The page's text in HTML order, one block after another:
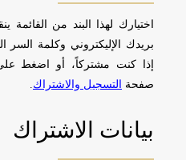
اختيارك لهذا البند من
بريدك الإليكتروني وكلمة
إذا كنت مشتركاً، أو اضغط
صفحة
التسجيل والاشتراك.
بيانات الاشتراك